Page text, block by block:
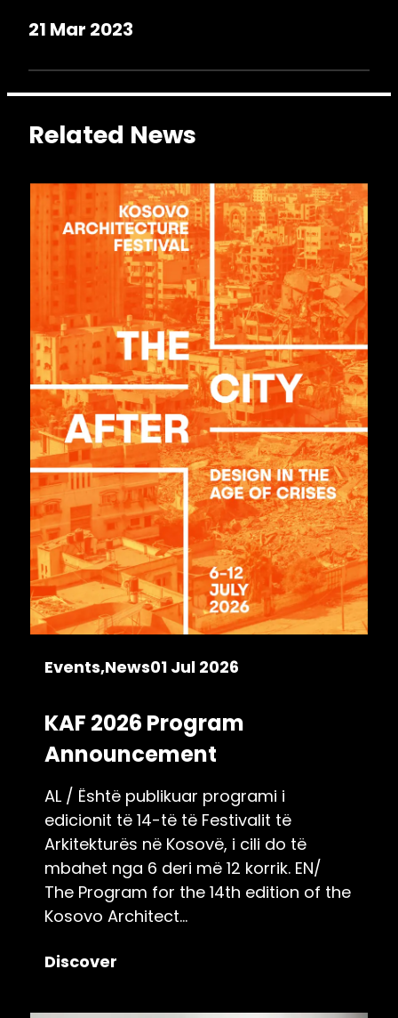
21 Mar 2023
Related News
Events News01 Jul 2026
KAF 2026 Program
Announcement
AL / Është publikuar programi i
edicionit të 14-të të Festivalit të
Arkitekturës në Kosovë, i cili do të
mbahet nga 6 deri më 12 korrik. EN/
The Program for the 14th edition of the
Kosovo Architect...
Discover